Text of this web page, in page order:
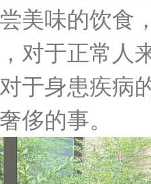
美味的饮食
对于正常人
于身患疾病
侈的事。